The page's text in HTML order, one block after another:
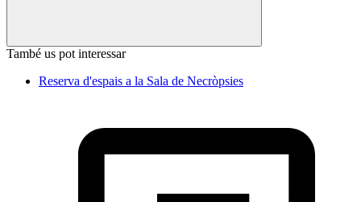
També us pot interessar
Reserva d'espais a la Sala de Necròpsies